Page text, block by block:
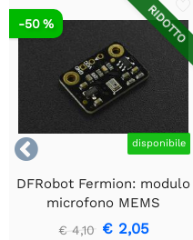

RIDOTTO
disponibile
-50 %
DFRobot Fermion: modulo
microfono MEMS
€ 4,10 € 2,05